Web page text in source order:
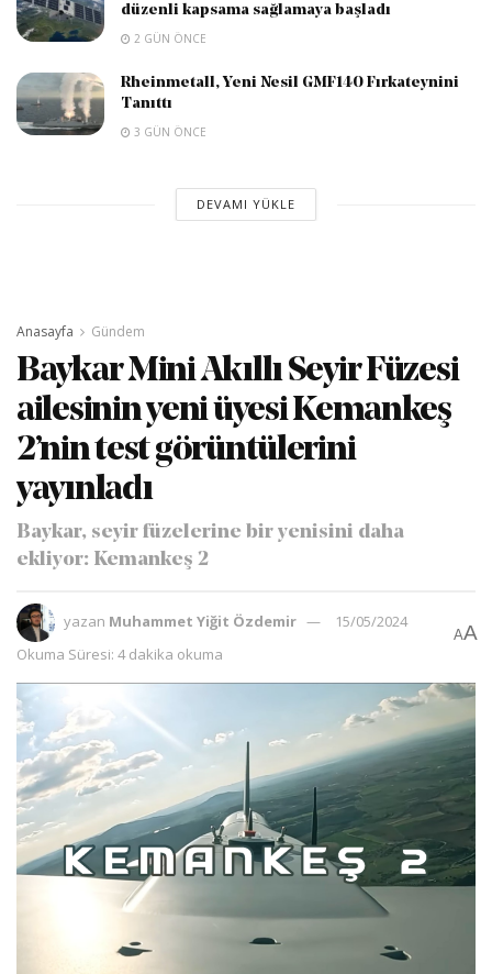
düzenli kapsama sağlamaya başladı
2 GÜN ÖNCE
Rheinmetall, Yeni Nesil GMF140 Fırkateynini
Tanıttı
3 GÜN ÖNCE
DEVAMI YÜKLE
Anasayfa Gündem
Baykar Mini Akıllı Seyir Füzesi
ailesinin yeni üyesi Kemankeş
2’nin test görüntülerini
yayınladı
Baykar, seyir füzelerine bir yenisini daha
ekliyor: Kemankeş 2
yazan Muhammet Yiğit Özdemir
15/05/2024
Okuma Süresi: 4 dakika okuma
AA